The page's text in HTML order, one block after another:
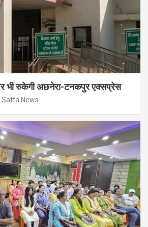
भी रुकेगी अछनेरा-टनकपुर एक्सप्रेस
Satta News